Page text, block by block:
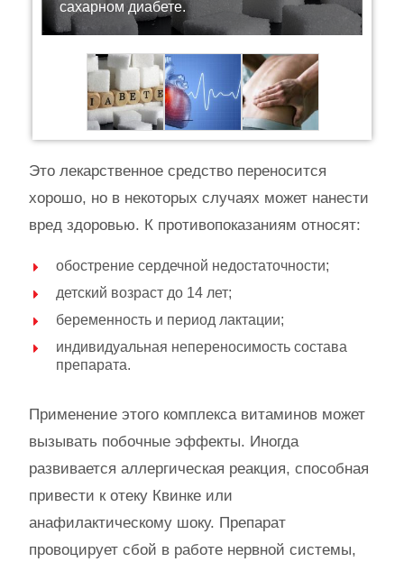
сахарном диабете.
Это лекарственное средство переносится
хорошо, но в некоторых случаях может нанести
вред здоровью. К противопоказаниям относят:
обострение сердечной недостаточности;
детский возраст до 14 лет;
беременность и период лактации;
индивидуальная непереносимость состава
препарата.
Применение этого комплекса витаминов может
вызывать побочные эффекты. Иногда
развивается аллергическая реакция, способная
привести к отеку Квинке или
анафилактическому шоку. Препарат
провоцирует сбой в работе нервной системы,